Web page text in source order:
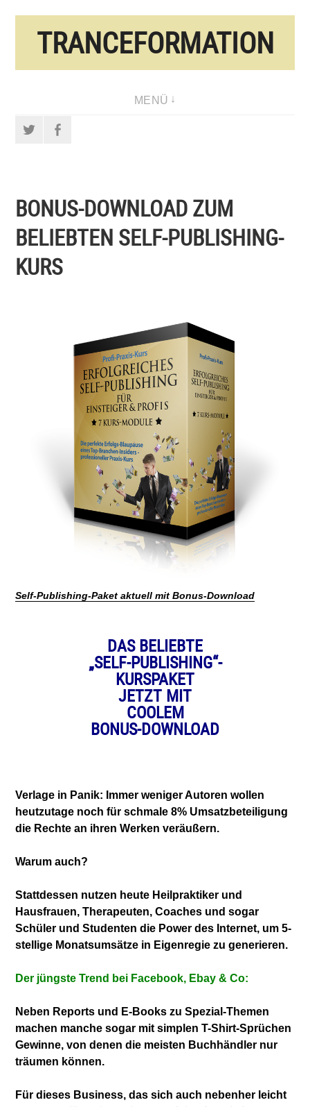
TRANCEFORMATION
MENÜ
Twitter
BONUS-DOWNLOAD ZUM
BELIEBTEN SELF-PUBLISHING-
KURS
Self-Publishing-Paket aktuell mit Bonus-Download
DASBELIEBTE
„SELF-PUBLISHING“-
KURSPAKET
JETZT MIT
COOLEM
BONUS-DOWNLOAD
Verlage in Panik: Immer weniger Autoren wollen
heutzutage noch für schmale 8% Umsatzbeteiligung
die Rechte an ihren Werken veräußern.
Warum auch?
Stattdessen nutzen heute Heilpraktiker und
Hausfrauen, Therapeuten, Coaches und sogar
Schüler und Studenten die Power des Internet, um 5-
stellige Monatsumsätze in Eigenregiezu generieren.
Der jüngste Trend bei Facebook, Ebay & Co:
Neben Reports und E-Books zu Spezial-Themen
machen manche sogar mit simplen T-Shirt-Sprüchen
Gewinne, von denen die meisten Buchhändler nur
träumen können.
Für dieses Business, das sich auch nebenher leicht